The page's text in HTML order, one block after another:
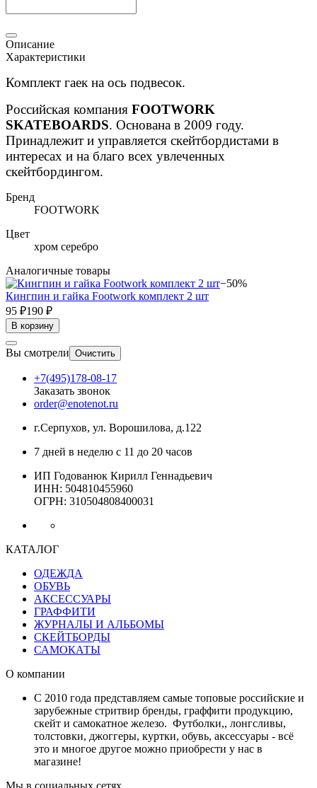
Описание
Характеристики
Комплект гаек на ось подвесок.
Российская компания FOOTWORK
SKATEBOARDS. Основана в 2009 году.
Принадлежит и управляется скейтбордистами в
интересах и на благо всех увлеченных
скейтбордингом.
Бренд
FOOTWORK
Цвет
хром серебро
Аналогичные товары
−50%
Кингпин и гайка Footwork комплект 2 шт
95 ₽190 ₽
В корзину
Вы смотрели Очистить
+7(495)178-08-17
Заказать звонок
order@enotenot.ru
г.Серпухов, ул. Ворошилова, д.122
7 дней в неделю с 11 до 20 часов
ИП Годованюк Кирилл Геннадьевич
ИНН: 504810455960
ОГРН: 310504808400031
КАТАЛОГ
ОДЕЖДА
ОБУВЬ
АКСЕССУАРЫ
ГРАФФИТИ
ЖУРНАЛЫ И АЛЬБОМЫ
СКЕЙТБОРДЫ
САМОКАТЫ
О компании
С 2010 года представляем самые топовые российские и
зарубежные стритвир бренды, граффити продукцию,
скейт и самокатное железо. Футболки,, лонгсливы,
толстовки, джоггеры, куртки, обувь, аксессуары - всё
это и многое другое можно приобрести у нас в
магазине!
Мы в социальных сетях